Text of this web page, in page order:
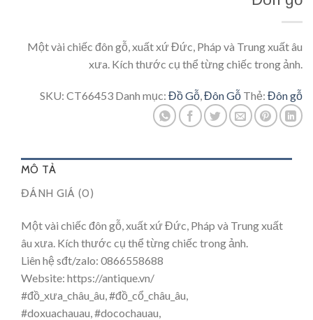
Một vài chiếc đôn gỗ, xuất xứ Đức, Pháp và Trung xuất âu
xưa. Kích thước cụ thể từng chiếc trong ảnh.
SKU: CT66453 Danh mục: Đồ Gỗ,Đôn Gỗ Thẻ: Đôn gỗ
MÔ TẢ
ĐÁNH GIÁ (0)
Một vài chiếc đôn gỗ, xuất xứ Đức, Pháp và Trung xuất
âu xưa. Kích thước cụ thể từng chiếc trong ảnh.
Liên hệ sđt/zalo: 0866558688
Website: https://antique.vn/
#đồ_xưa_châu_âu #đồ_cổ_châu_âu
#doxuachauau #docochauau